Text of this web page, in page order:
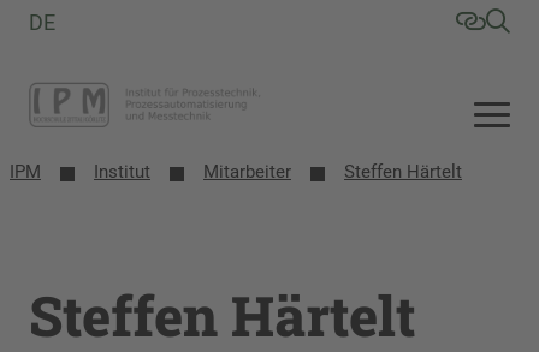
DE
IPM Institut Mitarbeiter Steffen Härtelt
Steffen Härtelt